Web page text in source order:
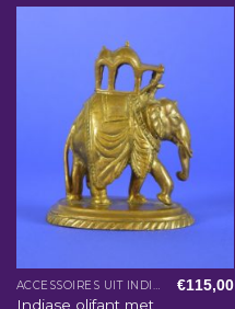
ACCESSOIRES UIT INDIA
Indiase olifant met
€115,00